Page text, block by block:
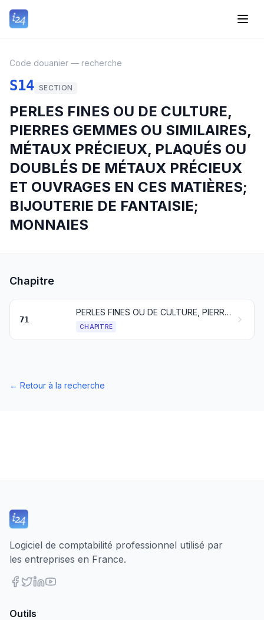
Code douanier — recherche
S14 SECTION
PERLES FINES OU DE CULTURE,
PIERRES GEMMES OU SIMILAIRES,
MÉTAUX PRÉCIEUX, PLAQUÉS OU
DOUBLÉS DE MÉTAUX PRÉCIEUX
ET OUVRAGES EN CES MATIÈRES;
BIJOUTERIE DE FANTAISIE;
MONNAIES
Chapitre
71
PERLES FINES OU DE CULTURE, PIERRES GEMMES OU SIMILAIRES, MÉTAUX PRÉCIEUX, PLAQUÉS OU DOUBLÉS DE MÉTAUX PRÉCIEUX ET OUVRAGES EN CES MATIÈRES; BIJOUTERIE DE FANTAISIE; MONNAIES
CHAPITRE
← Retour à la recherche
Logiciel de comptabilité professionnel utilisé par
les entreprises en France.
Outils